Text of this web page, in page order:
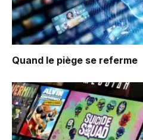
Quand le piège se referme